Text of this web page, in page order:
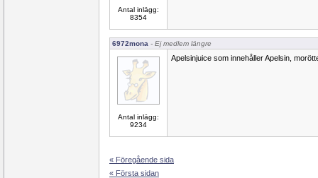
Antal inlägg:
8354
6972mona - Ej medlem längre
Antal inlägg:
9234
Apelsinjuice som innehåller Apelsin,
« Föregående sida
« Första sidan